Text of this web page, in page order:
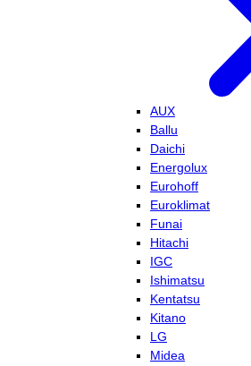
AUX
Ballu
Daichi
Energolux
Eurohoff
Euroklimat
Funai
Hitachi
IGC
Ishimatsu
Kentatsu
Kitano
LG
Midea